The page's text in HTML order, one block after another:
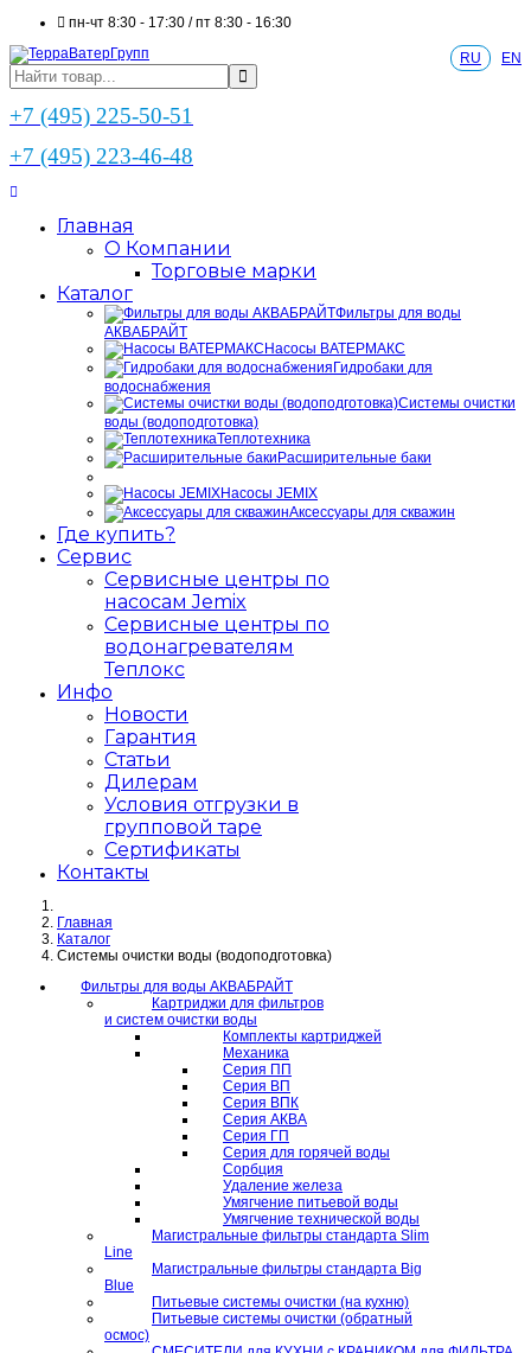
пн-чт 8:30 - 17:30 / пт 8:30 - 16:30
RU EN
+7 (495) 225-50-51
+7 (495) 223-46-48
Главная
О Компании
Торговые марки
Каталог
Фильтры для воды
АКВАБРАЙТ
Насосы ВАТЕРМАКС
Гидробаки для
водоснабжения
Системы очистки
воды (водоподготовка)
Теплотехника
Расширительные баки
Насосы JEMIX
Аксессуары для скважин
Где купить?
Сервис
Сервисные центры по
насосам Jemix
Сервисные центры по
водонагревателям
Теплокс
Инфо
Новости
Гарантия
Статьи
Дилерам
Условия отгрузки в
групповой таре
Сертификаты
Контакты
Главная
Каталог
Системы очистки воды (водоподготовка)
Фильтры для воды АКВАБРАЙТ
Картриджи для фильтров
и систем очистки воды
Комплекты картриджей
Механика
Серия ПП
Серия ВП
Серия ВПК
Серия АКВА
Серия ГП
Серия для горячей воды
Сорбция
Удаление железа
Умягчение питьевой воды
Умягчение технической воды
Магистральные фильтры стандарта Slim
Line
Магистральные фильтры стандарта Big
Blue
Питьевые системы очистки (на кухню)
Питьевые системы очистки (обратный
осмос)